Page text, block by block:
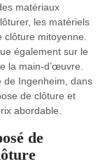
matériaux
les matériels
clôture mitoyenne.
également sur le
la main-d’œuvre.
de Ingenheim, dans
de clôture et
abordable.
de